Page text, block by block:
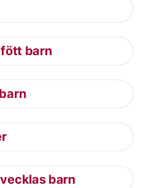
barn
barn